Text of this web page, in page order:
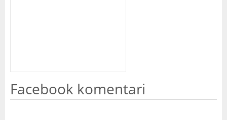
Facebook komentari